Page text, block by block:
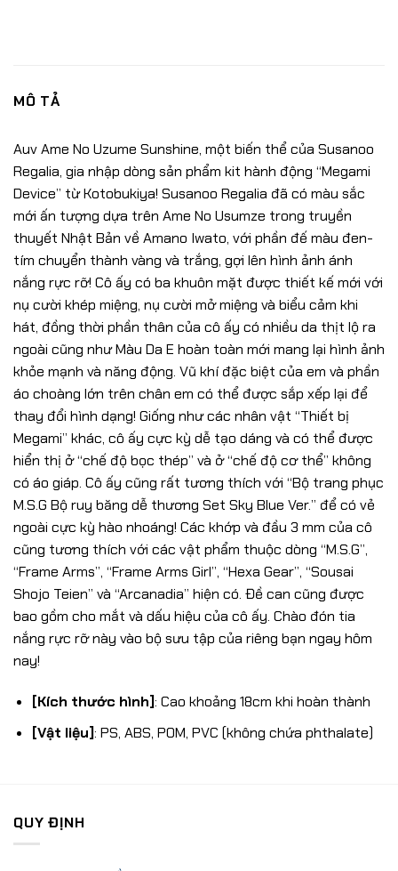
MÔ TẢ
Auv Ame No Uzume Sunshine, một biến thể của Susanoo
Regalia, gia nhập dòng sản phẩm kit hành động “Megami
Device” từ Kotobukiya! Susanoo Regalia đã có màu sắc
mới ấn tượng dựa trên Ame No Usumze trong truyền
thuyết Nhật Bản về Amano Iwato, với phần đế màu đen-
tím chuyển thành vàng và trắng, gợi lên hình ảnh ánh
nắng rực rỡ! Cô ấy có ba khuôn mặt được thiết kế mới với
nụ cười khép miệng, nụ cười mở miệng và biểu cảm khi
hát, đồng thời phần thân của cô ấy có nhiều da thịt lộ ra
ngoài cũng như Màu Da E hoàn toàn mới mang lại hình ảnh
khỏe mạnh và năng động. Vũ khí đặc biệt của em và phần
áo choàng lớn trên chân em có thể được sắp xếp lại để
thay đổi hình dạng! Giống như các nhân vật “Thiết bị
Megami” khác, cô ấy cực kỳ dễ tạo dáng và có thể được
hiển thị ở “chế độ bọc thép” và ở “chế độ cơ thể” không
có áo giáp. Cô ấy cũng rất tương thích với “Bộ trang phục
M.S.G Bộ ruy băng dễ thương Set Sky Blue Ver.” để có vẻ
ngoài cực kỳ hào nhoáng! Các khớp và đầu 3 mm của cô
cũng tương thích với các vật phẩm thuộc dòng “M.S.G”,
“Frame Arms”, “Frame Arms Girl”, “Hexa Gear”, “Sousai
Shojo Teien” và “Arcanadia” hiện có. Đề can cũng được
bao gồm cho mắt và dấu hiệu của cô ấy. Chào đón tia
nắng rực rỡ này vào bộ sưu tập của riêng bạn ngay hôm
nay!
[Kích thước hình]: Cao khoảng 18cm khi hoàn thành
[Vật liệu]: PS, ABS, POM, PVC (không chứa phthalate)
QUY ĐỊNH